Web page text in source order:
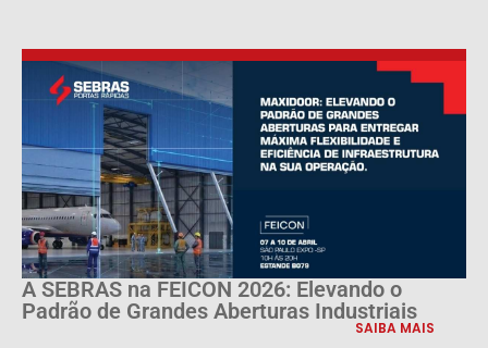
A SEBRAS na FEICON 2026: Elevando o
Padrão de Grandes Aberturas Industriais
SAIBA MAIS